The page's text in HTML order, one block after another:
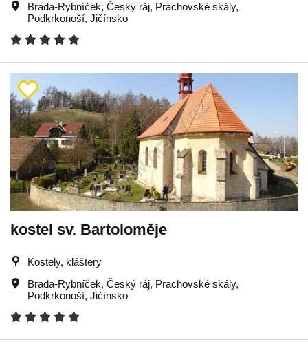
Brada-Rybníček, Český ráj, Prachovské skály,
Podkrkonoší, Jičínsko
kostel sv. Bartoloměje
Kostely, kláštery
Brada-Rybníček, Český ráj, Prachovské skály,
Podkrkonoší, Jičínsko